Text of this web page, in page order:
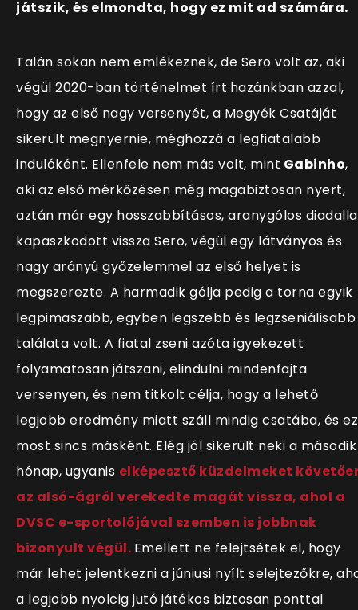
játszik, és elmondta, hogy ez mit ad számára.
Talán sokan nem emlékeznek, de Sero volt az, aki
végül 2020-ban történelmet írt hazánkban azzal,
hogy az első nagy versenyét, a Megyék Csatáját
sikerült megnyernie, méghozzá a legfiatalabb
indulóként. Ellenfele nem más volt, mint Gabinho,
aki az első mérkőzésen még magabiztosan nyert,
aztán már egy hosszabbításos, aranygólos
kapaszkodott vissza Sero, végül egy látványos és
nagy arányú győzelemmel az első helyet is
megszerezte. A harmadik gólja pedig a torna egyik
legpimaszabb, egyben legszebb és legzseniálisabb
találata volt. A fiatal zseni azóta igyekezett
folyamatosan játszani, elindulni mindenfajta
versenyen, és nem titkolt célja, hogy a lehető
legjobb eredmény miatt száll mindig csatába, és ez
most sincs másként. Elég jól sikerült neki a második
hónap, ugyanis elképesztő küzdelmeket
az alsó-ágról verekedte magát vissza, ahol a
DVSC e-sportolójával szemben is jobbnak
bizonyult végül. Emellett ne felejtsétek el, hogy
már lehet jelentkezni a júniusi nyílt selejtezőkre,
a legjobb nyolcig jutó játékos biztosan ponttal